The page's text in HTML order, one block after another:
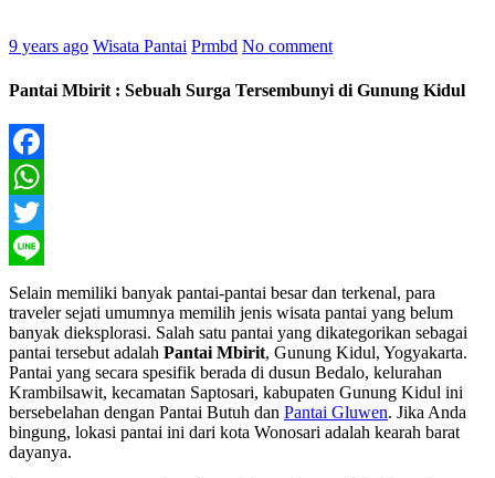
9 years ago Wisata Pantai Prmbd No comment
Pantai Mbirit : Sebuah Surga Tersembunyi di Gunung Kidul
Facebook
WhatsApp
Twitter
Line
Selain memiliki banyak pantai-pantai besar dan terkenal, para
traveler sejati umumnya memilih jenis wisata pantai yang belum
banyak dieksplorasi. Salah satu pantai yang dikategorikan sebagai
pantai tersebut adalah Pantai Mbirit, Gunung Kidul, Yogyakarta.
Pantai yang secara spesifik berada di dusun Bedalo, kelurahan
Krambilsawit, kecamatan Saptosari, kabupaten Gunung Kidul ini
bersebelahan dengan Pantai Butuh dan Pantai Gluwen. Jika Anda
bingung, lokasi pantai ini dari kota Wonosari adalah kearah barat
dayanya.